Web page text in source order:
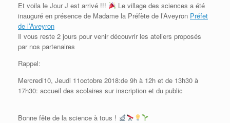
Et voila le Jour J est arrivé !!!
Le village des sciences a été
inauguré en présence de Madame la Préfète de l’Aveyron Préfet
de l’Aveyron
Il vous reste 2 jours pour venir découvrir les ateliers proposés
par nos partenaires
Rappel:
Mercredi10, Jeudi 11octobre 2018:de 9h à 12h et de 13h30 à
17h30: accueil des scolaires sur inscription et du public
Bonne fête de la science à tous !